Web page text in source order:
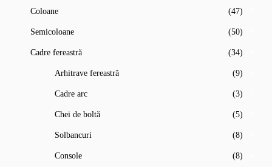
Coloane (47)
Semicoloane (50)
Cadre fereastră (34)
Arhitrave fereastră (9)
Cadre arc (3)
Chei de boltă (5)
Solbancuri (8)
Console (8)